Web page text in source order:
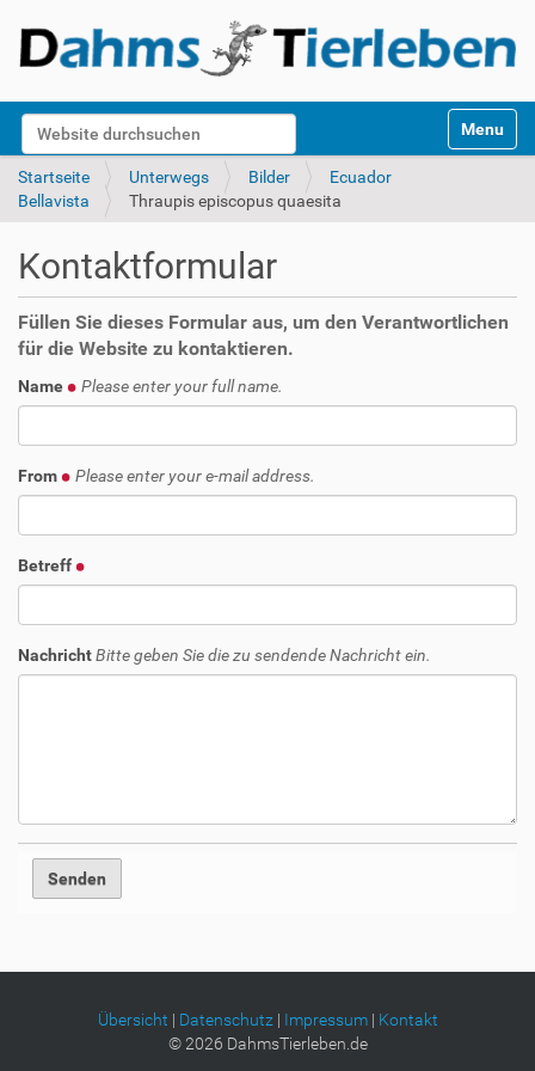
Website durchsuchen
k
Toggle
Startseite Unterwegs Bilder
Ecuador
Bellavista
Thraupis episcopus quaesita
Kontaktformular
Füllen Sie dieses Formular aus, um den Verantwortlichen
für die Website zu kontaktieren.
Name Please enter your full name.
From Please enter your e-mail address.
Betreff
NachrichtBitte geben Sie die zu sendende Nachricht ein.
Übersicht | Datenschutz| Impressum| Kontakt
©2026 DahmsTierleben.de